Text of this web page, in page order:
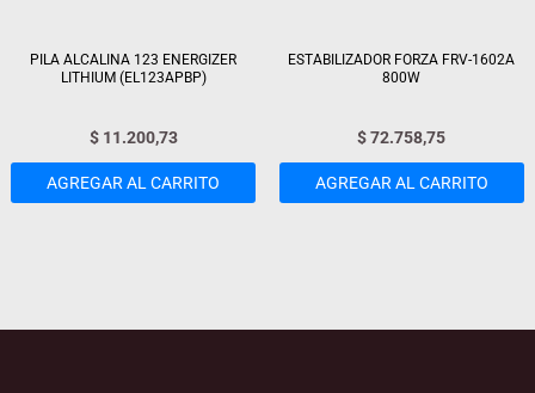
PILA ALCALINA 123 ENERGIZER
LITHIUM (EL123APBP)
$11.200,73
AGREGAR AL CARRITO
ESTABILIZADOR FORZA FRV-1602A
800W
$72.758,75
AGREGAR AL CARRITO